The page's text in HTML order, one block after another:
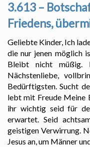
3.613 –
Friedens,
Geliebte Kinder, Ich
die nur jenen möglich
Bleibt nicht
Nächstenliebe,
Bedürftigsten. Sucht
lebt mit Freude Meine
ihr wichtig seid für
erwartet. Seid
geistigen Verwirrung.
Jesus an, um Männer